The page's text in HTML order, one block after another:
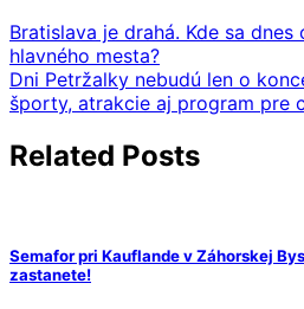
Bratislava je drahá. Kde sa
hlavného mesta?
Dni Petržalky nebudú len o
športy, atrakcie aj program pre
Related Posts
Semafor pri Kauflande v Záhorskej
zastanete!